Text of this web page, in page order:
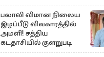
பலாலி விமான நிலைய
இழப்பீடு விவகாரத்தில்
அமளி! சத்திய
கடதாசியில் குளறுபடி